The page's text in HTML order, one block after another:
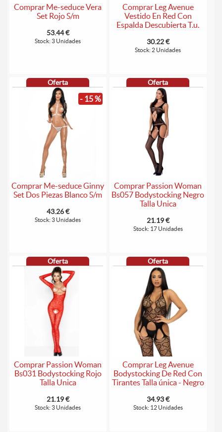
Comprar Me-seduce Vera
Set Rojo S/m
53.44 €
Stock: 3 Unidades
Comprar Leg Avenue
Vestido En Red Con
Espalda Descubierta T.u.
30.22 €
Stock: 2 Unidades
Oferta
- 15 %
Comprar Me-seduce Ginny
Set Dos Piezas Blanco S/m
43.26 €
Stock: 3 Unidades
Oferta
Comprar Passion Woman
Bs057 Bodystocking Negro
Talla Unica
21.19 €
Stock: 17 Unidades
Oferta
Comprar Passion Woman
Bs031 Bodystocking Rojo
Talla Unica
21.19 €
Stock: 3 Unidades
Oferta
Comprar Leg Avenue
Bodystocking De Red Con
Tirantes Talla única - Negro
34.93 €
Stock: 12 Unidades